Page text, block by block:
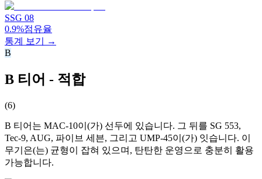
SSG 08
0.9%점유율
통계 보기 →
B
B 티어 - 적합
(6)
B 티어는 MAC-10이(가) 선두에 있습니다. 그 뒤를 SG 553,
Tec-9, AUG, 파이브 세븐, 그리고 UMP-45이(가) 잇습니다. 이
무기은(는) 균형이 잡혀 있으며, 탄탄한 운영으로 충분히 활용
가능합니다.